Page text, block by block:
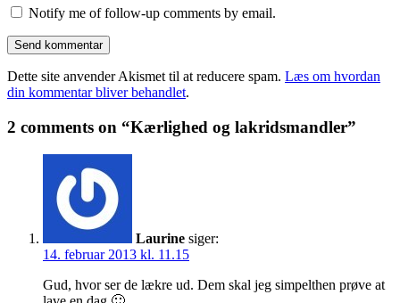
Notify me of follow-up comments by email.
Dette site anvender Akismet til at reducere spam. Læs om hvordan
din kommentar bliver behandlet.
2 comments on “Kærlighed og lakridsmandler”
Laurine siger:
14. februar 2013 kl. 11.15
Gud, hvor ser de lækre ud. Dem skal jeg simpelthen prøve at